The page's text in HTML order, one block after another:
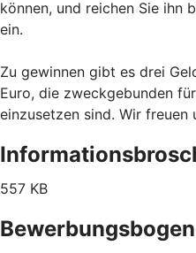
können, und reichen Sie ihn
ein.
Zu gewinnen gibt es drei
Euro, die zweckgebunden
einzusetzen sind. Wir freuen
557 KB
Bewerbungsbogen